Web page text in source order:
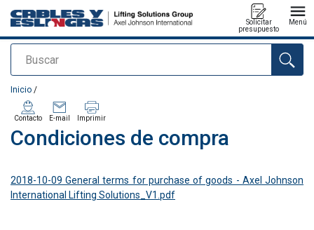
Buscar
Solicitar
presupuesto
Menú
Agregado a su presupuesto
Inicio /
Condiciones de compra
Contacto E-mail Imprimir
2018-10-09 General terms for purchase of goods - Axel Johnson
International Lifting Solutions_V1.pdf